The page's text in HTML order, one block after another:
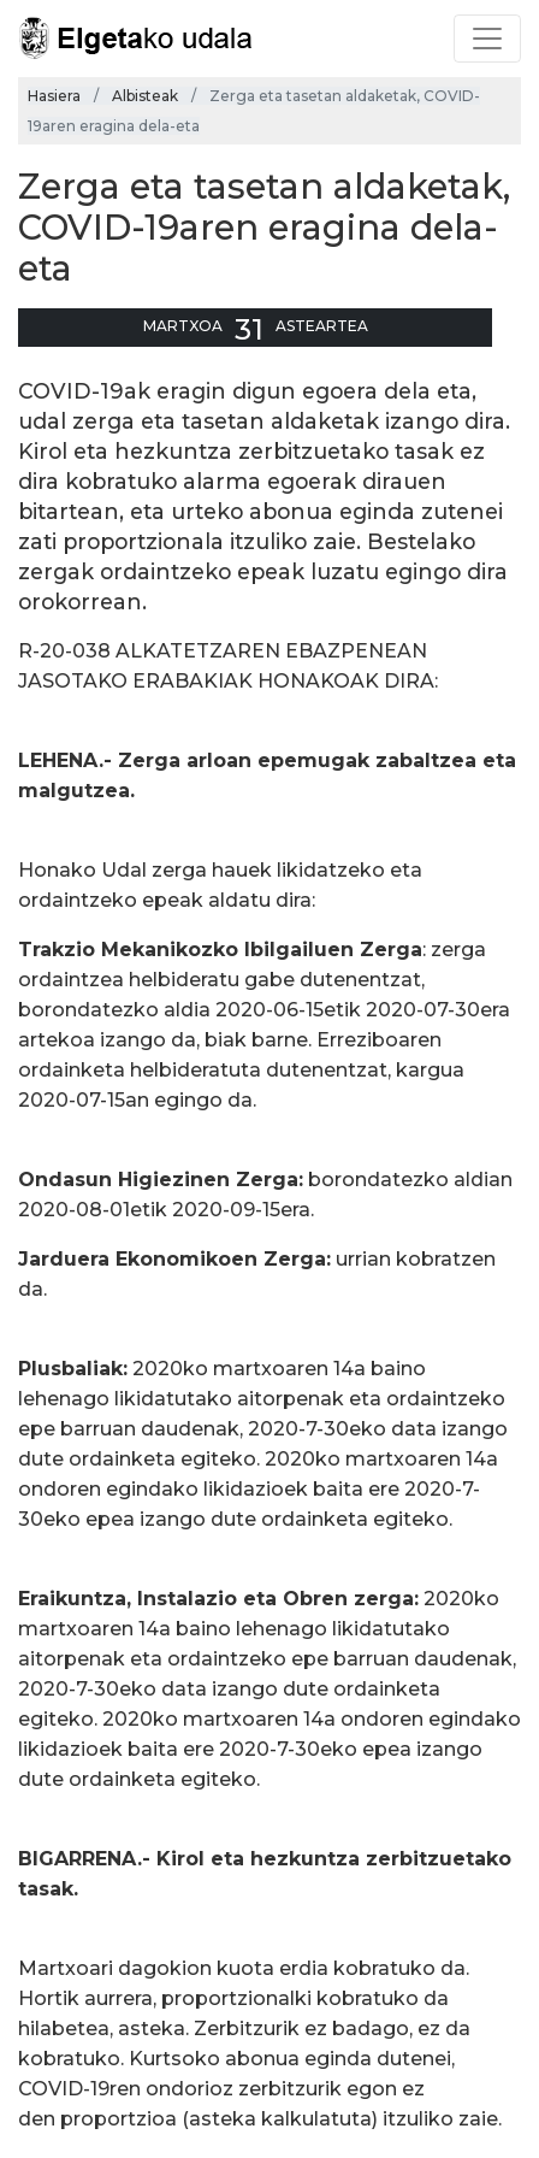
Hasiera Albisteak
Zerga eta tasetan aldaketak, COVID-
19aren eragina dela-eta
Zerga eta tasetan aldaketak,
COVID-19aren eragina dela-
eta
MARTXOA 31 ASTEARTEA
COVID-19ak eragin digun egoera dela eta,
udal zerga eta tasetan aldaketak izango dira.
Kirol eta hezkuntza zerbitzuetako tasak ez
dira kobratuko alarma egoerak dirauen
bitartean, eta urteko abonua eginda zutenei
zati proportzionala itzuliko zaie. Bestelako
zergak ordaintzeko epeak luzatu egingo dira
orokorrean.
R-20-038 ALKATETZAREN EBAZPENEAN
JASOTAKO ERABAKIAK HONAKOAK DIRA:
LEHENA.- Zerga arloan epemugak zabaltzea eta
malgutzea.
Honako Udal zerga hauek likidatzeko eta
ordaintzeko epeak aldatu dira:
Trakzio Mekanikozko Ibilgailuen Zerga: zerga
ordaintzea helbideratu gabe dutenentzat,
borondatezko aldia 2020-06-15etik 2020-07-30era
artekoa izango da, biak barne. Erreziboaren
ordainketa helbideratuta dutenentzat, kargua
2020-07-15an egingo da.
Ondasun Higiezinen Zerga: borondatezko aldian
2020-08-01etik 2020-09-15era.
Jarduera Ekonomikoen Zerga: urrian kobratzen
da.
Plusbaliak: 2020ko martxoaren 14a baino
lehenago likidatutako aitorpenak eta ordaintzeko
epe barruan daudenak, 2020-7-30eko data izango
dute ordainketa egiteko. 2020ko martxoaren 14a
ondoren egindako likidazioek baita ere 2020-7-
30eko epea izango dute ordainketa egiteko.
Eraikuntza, Instalazio eta Obren zerga: 2020ko
martxoaren 14a baino lehenago likidatutako
aitorpenak eta ordaintzeko epe barruan daudenak,
2020-7-30eko data izango dute ordainketa
egiteko. 2020ko martxoaren 14a ondoren egindako
likidazioek baita ere 2020-7-30eko epea izango
dute ordainketa egiteko.
BIGARRENA.- Kirol eta hezkuntza zerbitzuetako
tasak.
Martxoari dagokion kuota erdia kobratuko da.
Hortik aurrera, proportzionalki kobratuko da
hilabetea, asteka. Zerbitzurik ez badago, ez da
kobratuko. Kurtsoko abonua eginda dutenei,
COVID-19ren ondorioz zerbitzurik egon ez
den proportzioa (asteka kalkulatuta) itzuliko zaie.